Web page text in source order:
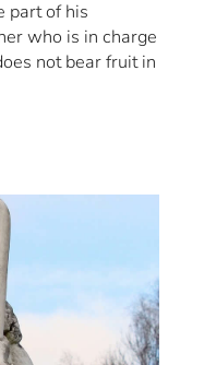
part of his
who is in charge
not bear fruit in